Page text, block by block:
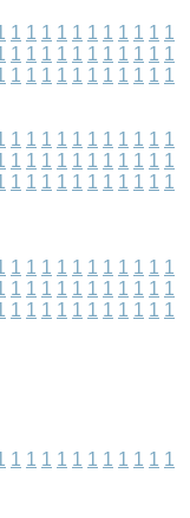
1 1 1 1 1 1 1 1 1 1 1
1 1 1 1 1 1 1 1 1 1 1
1 1 1 1 1 1 1 1 1 1 1
1 1 1 1 1 1 1 1 1 1 1
1 1 1 1 1 1 1 1 1 1 1
1 1 1 1 1 1 1 1 1 1 1
1 1 1 1 1 1 1 1 1 1 1
1 1 1 1 1 1 1 1 1 1 1
1 1 1 1 1 1 1 1 1 1 1
1 1 1 1 1 1 1 1 1 1 1